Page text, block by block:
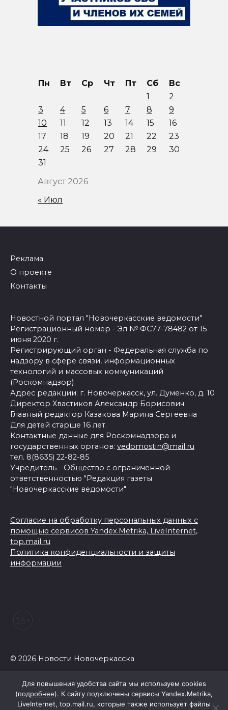
Август 2026
Пн Вт Ср Чт Пт Сб
Вс
1
2
3
4 5 6 7 8
9
10
11 12 13 14 15
16
17
18 19 20 21 22
23
24
25 26 27 28 29
30
31
« Июл
Реклама
О проекте
Контакты
Новостной портал "Новочеркасские ведомости"
Регистрационный номер - Эл № ФС77-78482 от 15
июня 2020 г.
Регистрирующий орган - Федеральная служба по
надзору в сфере связи, информационных
технологий и массовых коммуникаций
(Роскомнадзор)
Адрес редакции: г. Новочеркасск, ул. Думенко, д. 10
Директор Хвастиков Александр Борисович
Главный редактор Казакова Марина Сергеевна
Для детей старше 16 лет.
Контактные данные для Роскомнадзора и
государственных органов: vedomostin@mail.ru
тел. 8(8635) 22-82-85
Учредитель - Общество с ограниченной
ответственностью "Редакция газеты
"Новочеркасские ведомости"
Согласие на обработку персональных данных с
помощью сервисов Yandex.Metrika, LiveInternet,
top.mail.ru
Политика конфиденциальности и защиты
информации
© 2026 Новости Новочеркасска
Для повышения удобства сайта мы используем cookies
(подробнее). К сайту подключены сервисы Yandex.Metrika,
LiveInternet, top.mail.ru, которые также использует файлы